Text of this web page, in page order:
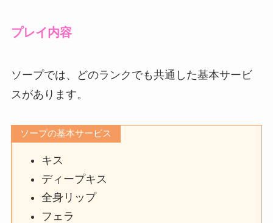
プレイ内容
ソープでは、どのランクでも共通した基本サービ
スがあります。
ソープの基本サービス
キス
ディープキス
全身リップ
フェラ